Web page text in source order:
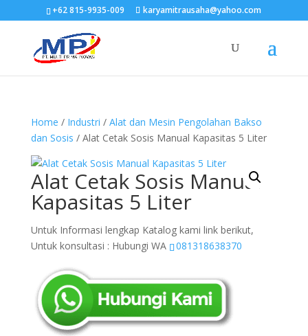
+62 815-9935-009 karyamitrausaha@yahoo.com
Home / Industri / Alat dan Mesin Pengolahan Bakso
dan Sosis / Alat Cetak Sosis Manual Kapasitas 5 Liter
Alat Cetak Sosis Manual
Kapasitas 5 Liter
Untuk Informasi lengkap Katalog kami link berikut,
Untuk konsultasi : Hubungi WA
081318638370